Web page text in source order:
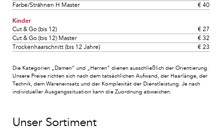
Farbe/Strähnen H Master
€ 40
Kinder
Cut & Go (bis 12)
€ 27
Cut & Go (bis 12) Master
€ 32
Trockenhaarschnitt (bis 12 Jahre)
€ 23
Die Kategorien „Damen“ und „Herren“ dienen ausschließlich der Orientierung.
Unsere Preise richten sich nach dem tatsächlichen Aufwand, der Haarlänge, der
Technik, dem Wareneinsatz und der Komplexität der Dienstleistung. Je nach
individueller Ausgangssituation kann die Zuordnung abweichen.
Unser Sortiment